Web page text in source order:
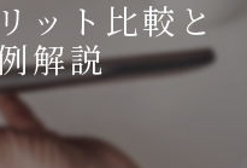
ット比較と
解説